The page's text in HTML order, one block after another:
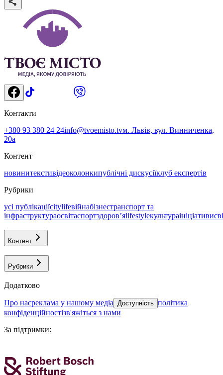
Контакти
+380 93 380 24 24info@tvoemisto.tvм. Львів, вул. Винниченка,
20а
Контент
новинитекстивідеоколонкипублічні дискусіїклуб експертів
Рубрики
усі публікаціїcitylifeвійнабізнестранспорт та
інфраструктураосвітаспортздоровʼяlifestyleкультураініціативи
Контент
Рубрики
Додатково
про насреклама у нашому медіа Доступність політика
конфіденційностізв'яжіться з нами
За підтримки: